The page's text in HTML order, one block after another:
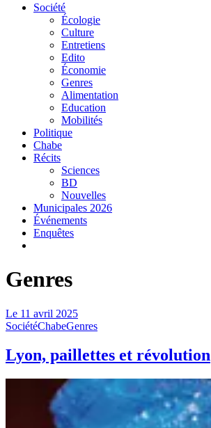
Société
Écologie
Culture
Entretiens
Edito
Économie
Genres
Alimentation
Education
Mobilités
Politique
Chabe
Récits
Sciences
BD
Nouvelles
Municipales 2026
Événements
Enquêtes
Genres
Le 11 avril 2025
SociétéChabeGenres
Lyon, paillettes et révolution